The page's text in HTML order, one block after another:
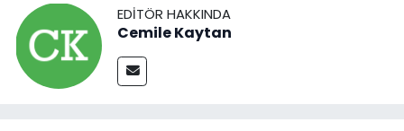
EDITÖR HAKKINDA
Cemile Kaytan